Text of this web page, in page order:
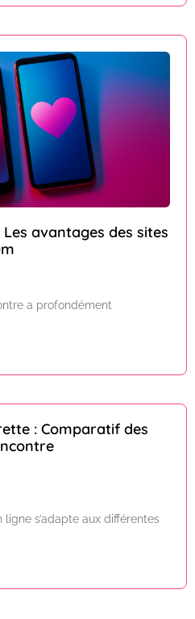
avantages des sites
a profondément
: Comparatif des
ligne s’adapte aux différentes